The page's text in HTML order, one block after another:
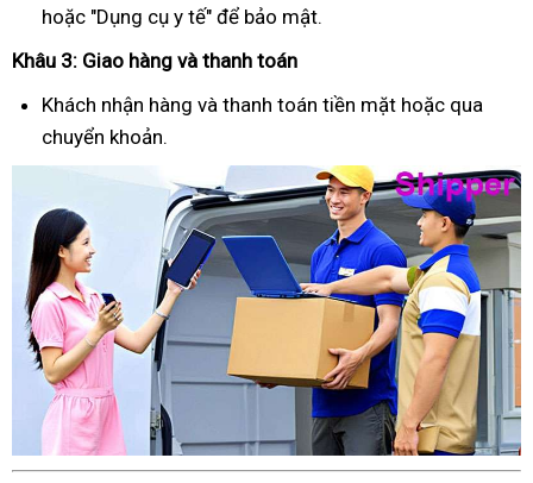
hoặc "Dụng cụ y tế" để bảo mật.
Khâu 3: Giao hàng và thanh toán
Khách nhận hàng và thanh toán tiền mặt hoặc qua
chuyển khoản.